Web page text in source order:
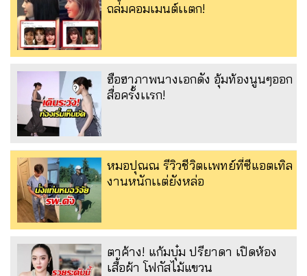
ถล่มคอมเมนต์เเตก!
ฮือฮาภาพนางเอกดัง อุ้มท้องนูนๆออก
สื่อครั้งเเรก!
หมอปุณณ รีวิวชีวิตเเพทย์ที่ซีแอตเทิล
งานหนักเเต่ยังหล่อ
ตาค้าง! แก้มบุ๋ม ปรียาดา เปิดห้อง
เสื้อผ้า โฟกัสไม้แขวน